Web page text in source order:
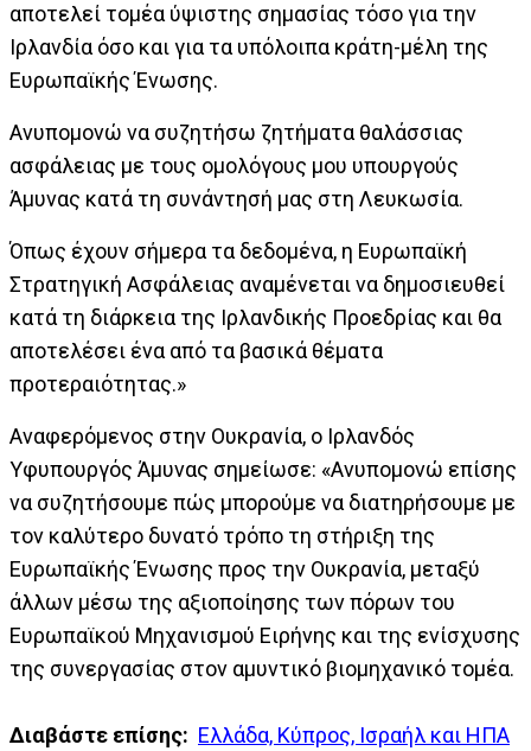
αποτελεί τομέα ύψιστης σημασίας τόσο για την
Ιρλανδία όσο και για τα υπόλοιπα κράτη-μέλη της
Ευρωπαϊκής Ένωσης.
Ανυπομονώ να συζητήσω ζητήματα θαλάσσιας
ασφάλειας με τους ομολόγους μου υπουργούς
Άμυνας κατά τη συνάντησή μας στη Λευκωσία.
Όπως έχουν σήμερα τα δεδομένα, η Ευρωπαϊκή
Στρατηγική Ασφάλειας αναμένεται να δημοσιευθεί
κατά τη διάρκεια της Ιρλανδικής Προεδρίας και θα
αποτελέσει ένα από τα βασικά θέματα
προτεραιότητας.»
Αναφερόμενος στην Ουκρανία, ο Ιρλανδός
Υφυπουργός Άμυνας σημείωσε: «Ανυπομονώ επίσης
να συζητήσουμε πώς μπορούμε να διατηρήσουμε με
τον καλύτερο δυνατό τρόπο τη στήριξη της
Ευρωπαϊκής Ένωσης προς την Ουκρανία, μεταξύ
άλλων μέσω της αξιοποίησης των πόρων του
Ευρωπαϊκού Μηχανισμού Ειρήνης και της ενίσχυσης
της συνεργασίας στον αμυντικό βιομηχανικό τομέα.
Διαβάστε επίσης: Ελλάδα, Κύπρος, Ισραήλ και ΗΠΑ